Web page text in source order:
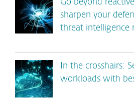
Go beyond
sharpen your
threat intelligence
In the crosshairs:
workloads with